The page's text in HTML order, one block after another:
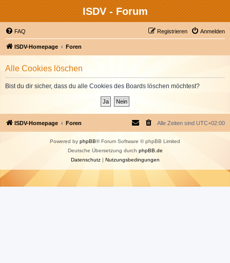
ISDV - Forum
FAQ Anmelden
Registrieren
ISDV-Homepage Foren
Alle Cookies löschen
Bist du dir sicher, dass du alle Cookies des Boards löschen möchtest?
ISDV-Homepage Foren Alle Zeiten sind UTC+02:00
Powered by phpBB® Forum Software © phpBB Limited
Deutsche Übersetzung durch phpBB.de
Datenschutz| Nutzungsbedingungen